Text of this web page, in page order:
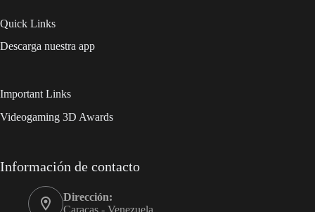
Quick Links
Descarga nuestra app
Important Links
Videogaming 3D Awards
Información de contacto
Dirección: